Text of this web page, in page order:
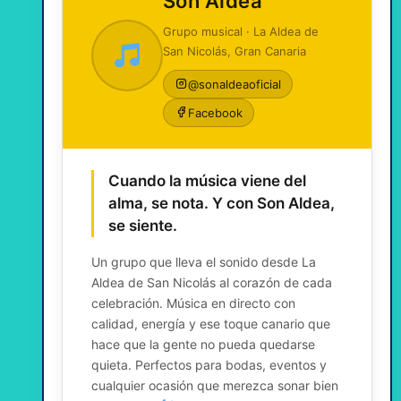
Grupo musical · La Aldea de
San Nicolás, Gran Canaria
@sonaldeaoficial
Facebook
Cuando la música viene del
alma, se nota. Y con Son Aldea,
se siente.
Un grupo que lleva el sonido desde La
Aldea de San Nicolás al corazón de cada
celebración. Música en directo con
calidad, energía y ese toque canario que
hace que la gente no pueda quedarse
quieta. Perfectos para bodas, eventos y
cualquier ocasión que merezca sonar bien